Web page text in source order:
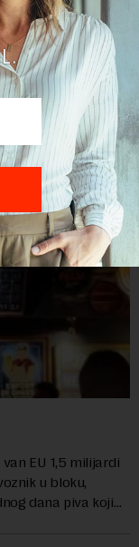
po godine
po godine, jer letnji
istoku povećavaju
EU 1,5 milijardi
u bloku,
dana piva koji